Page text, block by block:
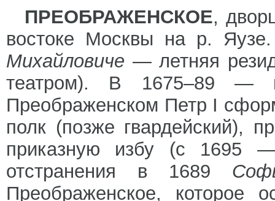
ПРЕОБРАЖЕНСКОЕ,
востоке Москвы на р.
Михайловиче — летняя
театром). В 1675–89 —
Преображенском Петр I
полк (позже гвардейский),
приказную избу (с
отстранения в 1689
Преображенское, которое